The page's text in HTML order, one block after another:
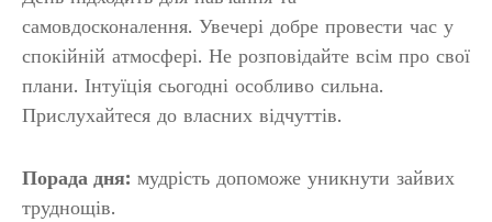
самовдосконалення. Увечері добре провести час у
спокійній атмосфері. Не розповідайте всім про свої
плани. Інтуїція сьогодні особливо сильна.
Прислухайтеся до власних відчуттів.
Порада дня: мудрість допоможе уникнути зайвих
труднощів.